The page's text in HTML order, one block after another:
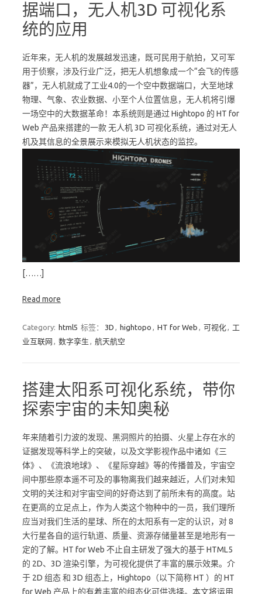
据端口，无人机3D 可视化系
统的应用
近年来，无人机的发展越发迅速，既可民用于航拍，又可军
用于侦察，涉及行业广泛，把无人机想象成一个“会飞的传感
器”，无人机就成了工业4.0的一个空中数据端口，大至地球
物理、气象、农业数据、小至个人位置信息，无人机将引爆
一场空中的大数据革命！本系统则是通过 Hightopo 的 HT for
Web 产品来搭建的一款 无人机 3D 可视化系统，通过对无人
机及其信息的全景展示来模拟无人机状态的监控。
[……]
Read more
Category: html5 标签： 3D , hightopo , HT for Web , 可视化, 工
业互联网 , 数字孪生 , 航天航空
搭建太阳系可视化系统，带你
探索宇宙的未知奥秘
年来随着引力波的发现、黑洞照片的拍摄、火星上存在水的
证据发现等科学上的突破，以及文学影视作品中诸如《三
体》、《流浪地球》、《星际穿越》等的传播普及，宇宙空
间中那些原本遥不可及的事物离我们越来越近，人们对未知
文明的关注和对宇宙空间的好奇达到了前所未有的高度。站
在更高的立足点上，作为人类这个物种中的一员，我们理所
应当对我们生活的星球、所在的太阳系有一定的认识，对 8
大行星各自的运行轨道、质量、资源存储量甚至是地形有一
定的了解。HT for Web 不止自主研发了强大的基于 HTML5
的 2D、3D 渲染引擎，为可视化提供了丰富的展示效果。介
于 2D 组态 和 3D 组态上，Hightopo（以下简称 HT ）的 HT
for Web 产品上的有着丰富的组态化可供选择。本文将运用